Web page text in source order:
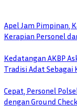
Apel Jam Pimpinan,
Kerapian Personel
Kedatangan AKBP
Tradisi Adat Sebagai
Cepat, Personel
dengan Ground